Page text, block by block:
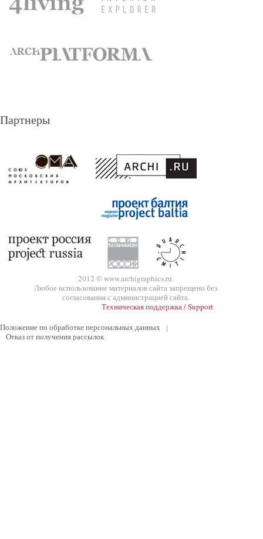
Партнеры
2012 © www.archigraphics.ru.
Любое использование материалов сайта запрещено без
согласования с администрацией сайта.
Техническая поддержка / Support
Положение по обработке персональных данных
|
Отказ от получения рассылок